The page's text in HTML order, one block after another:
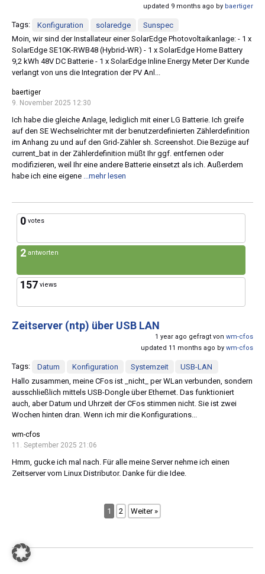
updated 9 months ago by baertiger
Tags: Konfiguration solaredge
Sunspec
Moin, wir sind der Installateur einer SolarEdge Photovoltaikanlage: - 1 x
SolarEdge SE10K-RWB48 (Hybrid-WR) - 1 x SolarEdge Home Battery
9,2 kWh 48V DC Batterie - 1 x SolarEdge Inline Energy Meter Der Kunde
verlangt von uns die Integration der PV Anl...
baertiger
9. November 2025 12:30
Ich habe die gleiche Anlage, lediglich mit einer LG Batterie. Ich greife
auf den SE Wechselrichter mit der benutzerdefinierten Zählerdefinition
im Anhang zu und auf den Grid-Zähler sh. Screenshot. Die Bezüge auf
current_bat in der Zählerdefinition müßt Ihr ggf. entfernen oder
modifizieren, weil Ihr eine andere Batterie einsetzt als ich. Außerdem
habe ich eine eigene ...mehr lesen
0 votes
2 antworten
157 views
Zeitserver (ntp) über USB LAN
1 year ago gefragt von wm-cfos
updated 11 months ago by wm-cfos
Tags: Datum Konfiguration Systemzeit
USB-LAN
Hallo zusammen, meine CFos ist _nicht_ per WLan verbunden, sondern
ausschließlich mittels USB-Dongle über Ethernet. Das funktioniert
auch, aber Datum und Uhrzeit der CFos stimmen nicht. Sie ist zwei
Wochen hinten dran. Wenn ich mir die Konfigurations...
wm-cfos
11. September 2025 21:06
Hmm, gucke ich mal nach. Für alle meine Server nehme ich einen
Zeitserver vom Linux Distributor. Danke für die Idee.
1 2 Weiter »